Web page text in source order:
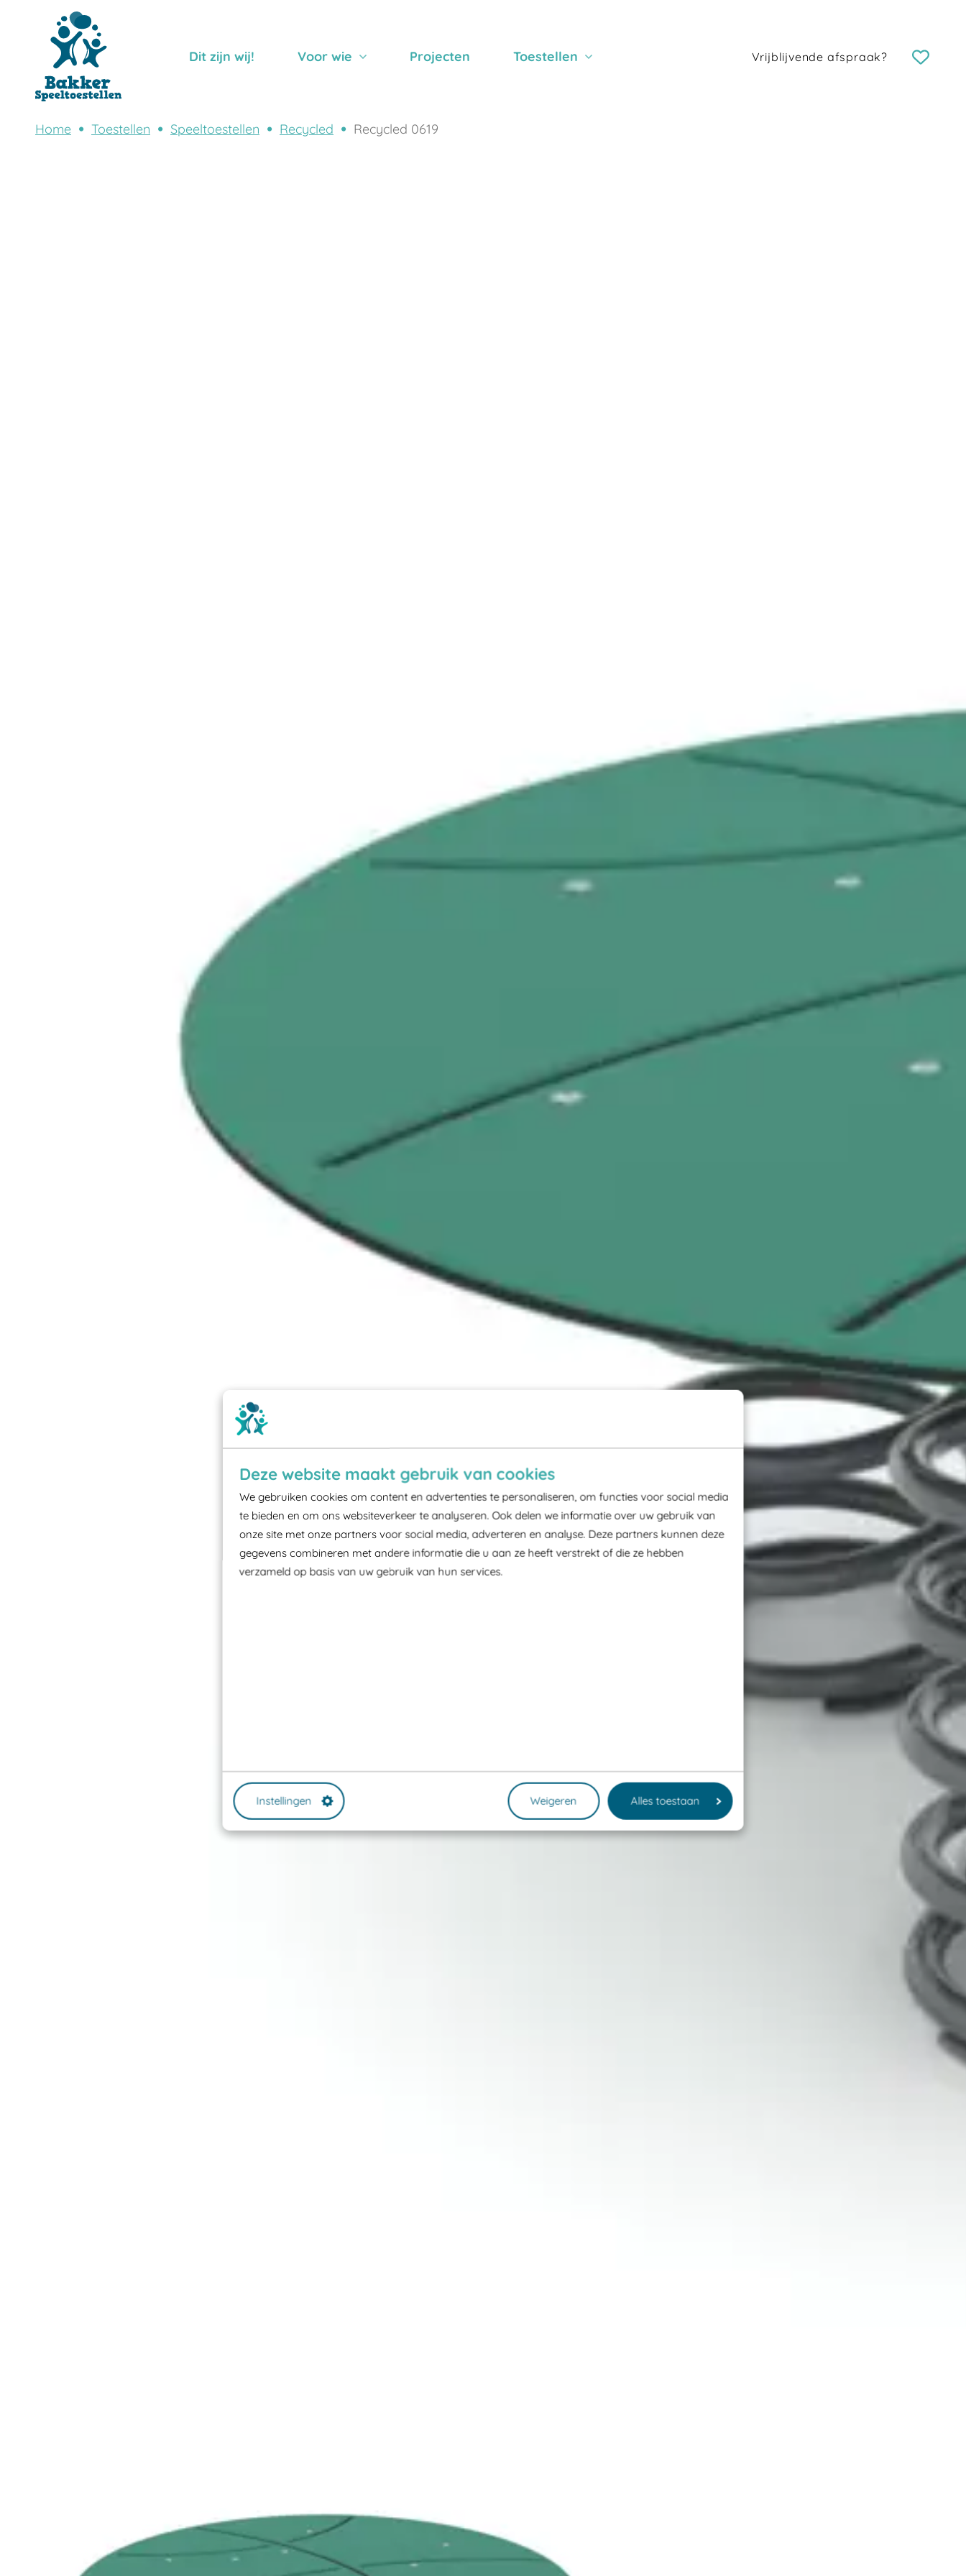
Deze website maakt gebruik van cookies
We gebruiken cookies om content en advertenties te personaliseren, om functies voor social media
te bieden en om ons websiteverkeer te analyseren. Ook delen we informatie over uw gebruik van
onze site met onze partners voor social media, adverteren en analyse. Deze partners kunnen deze
gegevens combineren met andere informatie die u aan ze heeft verstrekt of die ze hebben
verzameld op basis van uw gebruik van hun services.
Instellingen Weigeren Alles toestaan
Dit zijn wij! Voor wie Projecten Toestellen Vrijblijvende afspraak?
Home Toestellen Speeltoestellen Recycled Recycled 0619